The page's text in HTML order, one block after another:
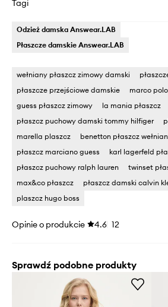
Tagi
Odzież damska Answear.LAB
Płaszcze damskie Answear.LAB
wełniany płaszcz zimowy damski
płaszcze przejściowe damskie
marco
guess płaszcz zimowy
la mania płaszcz
płaszcz puchowy damski tommy hilfiger
marella plaszcz
benetton płaszcz
płaszcz marciano guess
karl lagerfeld
płaszcz puchowy ralph lauren
twinset
max&co płaszcz
płaszcz damski calvin
plaszcz hugo boss
Opinie o produkcie 4.6 12
Sprawdź podobne produkty